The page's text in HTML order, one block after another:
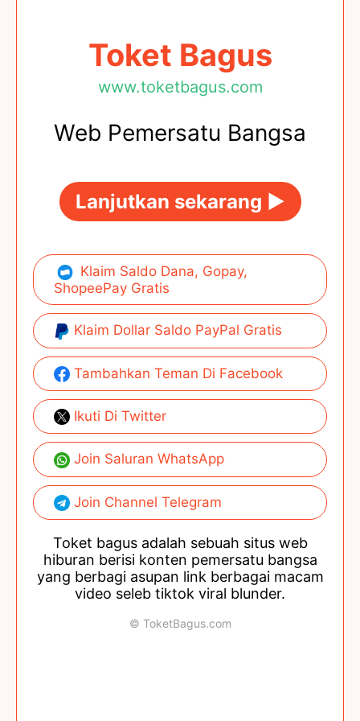
Toket Bagus
www.toketbagus.com
Web Pemersatu Bangsa
Lanjutkan sekarang ►
Klaim Saldo Dana, Gopay,
ShopeePay Gratis
Klaim Dollar Saldo PayPal Gratis
Tambahkan Teman Di Facebook
Ikuti Di Twitter
Join Saluran WhatsApp
Join Channel Telegram
Toket bagus adalah sebuah situs web
hiburan berisi konten pemersatu bangsa
yang berbagi asupan link berbagai macam
video seleb tiktok viral blunder.
© ToketBagus.com